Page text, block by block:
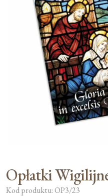
O Nas
Kontakt
Moje konto
Opłatki
Kod produktu: OP3/23